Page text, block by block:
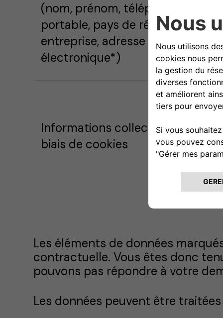
(nom, prénom, téléphone
portable, pays de résidence,
entreprise, adresse
électronique*)
Informations collectées par le
biais de cookies
Les éléments de données
contractuelle. Vous êtes donc
pouvons pas répondre à votre
Les données peuvent être